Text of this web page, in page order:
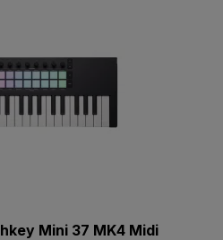
Mini 37 MK4 Midi